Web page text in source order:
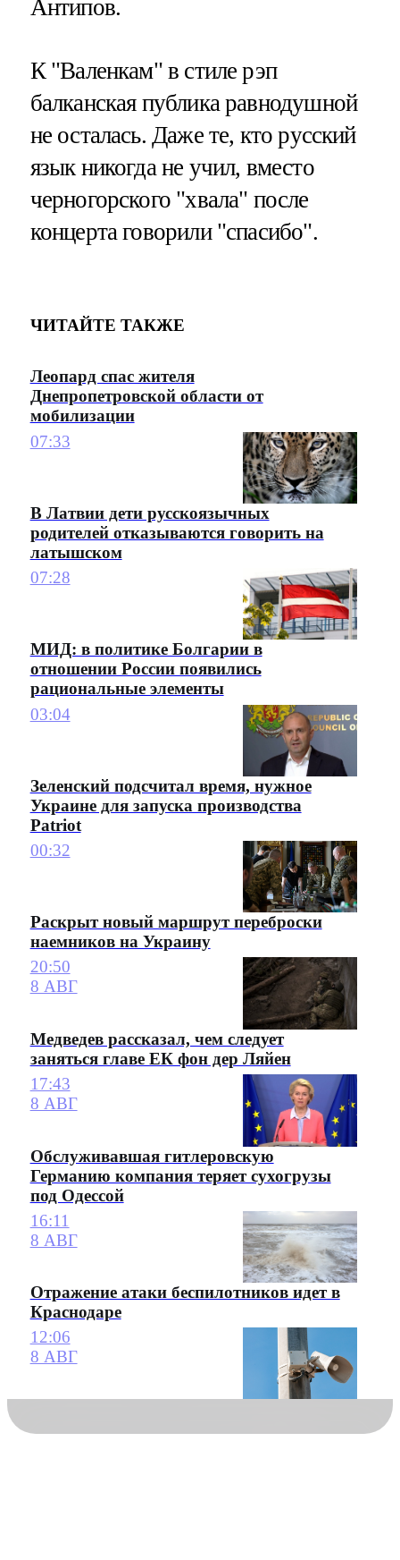
Антипов.
К "Валенкам" в стиле рэп
балканская публика равнодушной
не осталась. Даже те, кто русский
язык никогда не учил, вместо
черногорского "хвала" после
концерта говорили "спасибо".
ЧИТАЙТЕ ТАКЖЕ
Леопард спас жителя
Днепропетровской области от
мобилизации
07:33
В Латвии дети русскоязычных
родителей отказываются говорить на
латышском
07:28
МИД: в политике Болгарии в
отношении России появились
рациональные элементы
03:04
Зеленский подсчитал время, нужное
Украине для запуска производства
Patriot
00:32
Раскрыт новый маршрут переброски
наемников на Украину
20:50
8 АВГ
Медведев рассказал, чем следует
заняться главе ЕК фон дер Ляйен
17:43
8 АВГ
Обслуживавшая гитлеровскую
Германию компания теряет сухогрузы
под Одессой
16:11
8 АВГ
Отражение атаки беспилотников идет в
Краснодаре
12:06
8 АВГ